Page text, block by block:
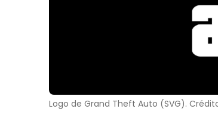
Logo de Grand Theft Auto (SVG).